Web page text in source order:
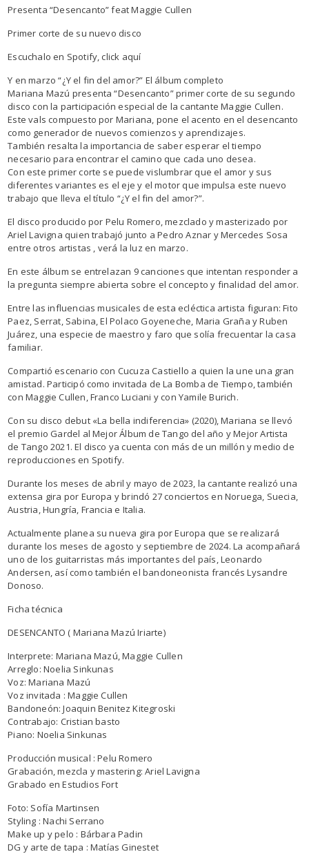
Presenta “Desencanto” feat Maggie Cullen
Primer corte de su nuevo disco
Escuchalo en Spotify, click aquí
Y en marzo “¿Y el fin del amor?” El álbum completo
Mariana Mazú presenta “Desencanto” primer corte de su segundo
disco con la participación especial de la cantante Maggie Cullen.
Este vals compuesto por Mariana, pone el acento en el desencanto
como generador de nuevos comienzos y aprendizajes.
También resalta la importancia de saber esperar el tiempo
necesario para encontrar el camino que cada uno desea.
Con este primer corte se puede vislumbrar que el amor y sus
diferentes variantes es el eje y el motor que impulsa este nuevo
trabajo que lleva el título “¿Y el fin del amor?”.
El disco producido por Pelu Romero, mezclado y masterizado por
Ariel Lavigna quien trabajó junto a Pedro Aznar y Mercedes Sosa
entre otros artistas , verá la luz en marzo.
En este álbum se entrelazan 9 canciones que intentan responder a
la pregunta siempre abierta sobre el concepto y finalidad del amor.
Entre las influencias musicales de esta ecléctica artista figuran: Fito
Paez, Serrat, Sabina, El Polaco Goyeneche, Maria Graña y Ruben
Juárez, una especie de maestro y faro que solía frecuentar la casa
familiar.
Compartió escenario con Cucuza Castiello a quien la une una gran
amistad. Participó como invitada de La Bomba de Tiempo, también
con Maggie Cullen, Franco Luciani y con Yamile Burich.
Con su disco debut «La bella indiferencia» (2020), Mariana se llevó
el premio Gardel al Mejor Álbum de Tango del año y Mejor Artista
de Tango 2021. El disco ya cuenta con más de un millón y medio de
reproducciones en Spotify.
Durante los meses de abril y mayo de 2023, la cantante realizó una
extensa gira por Europa y brindó 27 conciertos en Noruega, Suecia,
Austria, Hungría, Francia e Italia.
Actualmente planea su nueva gira por Europa que se realizará
durante los meses de agosto y septiembre de 2024. La acompañará
uno de los guitarristas más importantes del país, Leonardo
Andersen, así como también el bandoneonista francés Lysandre
Donoso.
Ficha técnica
DESENCANTO ( Mariana Mazú Iriarte)
Interprete: Mariana Mazú, Maggie Cullen
Arreglo: Noelia Sinkunas
Voz: Mariana Mazú
Voz invitada : Maggie Cullen
Bandoneón: Joaquin Benitez Kitegroski
Contrabajo: Cristian basto
Piano: Noelia Sinkunas
Producción musical : Pelu Romero
Grabación, mezcla y mastering: Ariel Lavigna
Grabado en Estudios Fort
Foto: Sofía Martinsen
Styling : Nachi Serrano
Make up y pelo : Bárbara Padin
DG y arte de tapa : Matías Ginestet